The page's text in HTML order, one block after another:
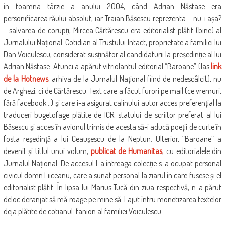
în toamna târzie a anului 2004, când Adrian Năstase era
personificarea răului absolut, iar Traian Băsescu reprezenta – nu-i așa?
– salvarea de corupți, Mircea Cărtărescu era editorialist plătit (bine) al
Jurnalului Național. Cotidian al Trustului Intact, proprietate a familiei lui
Dan Voiculescu, considerat susținător al candidaturii la președinție al lui
Adrian Năstase. Atunci a apărut vitriolantul editorial “Baroane” (las link
de la Hotnews, arhiva de la Jurnalul Național fiind de nedescâlcit), nu
de Arghezi, ci de Cărtărescu. Text care a făcut furori pe mail (ce vremuri,
fără facebook…) și care i-a asigurat calinului autor acces preferențial la
traduceri bugetofage plătite de ICR, statului de scriitor preferat al lui
Băsescu și acces în avionul trimis de acesta să-i aducă poeții de curte în
fosta reședință a lui Ceaușescu de la Neptun. Ulterior, “Baroane” a
devenit și titlul unui volum, publicat de Humanitas, cu editorialele din
Jurnalul Național. De accesul l-a întreaga colecție s-a ocupat personal
civicul domn Liiceanu, care a sunat personal la ziarul în care fusese și el
editorialist plătit. În lipsa lui Marius Tucă din ziua respectivă, n-a părut
deloc deranjat să mă roage pe mine să-l ajut întru monetizarea textelor
deja plătite de cotianul-fanion al familiei Voiculescu.